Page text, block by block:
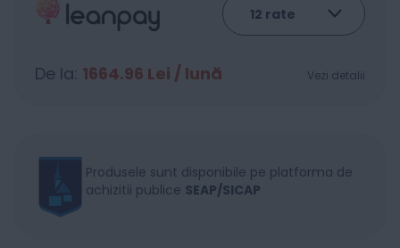
De la: 1664.96 Lei / lună Vezi detalii
Produsele sunt disponibile pe platforma de
achizitii publice SEAP/SICAP